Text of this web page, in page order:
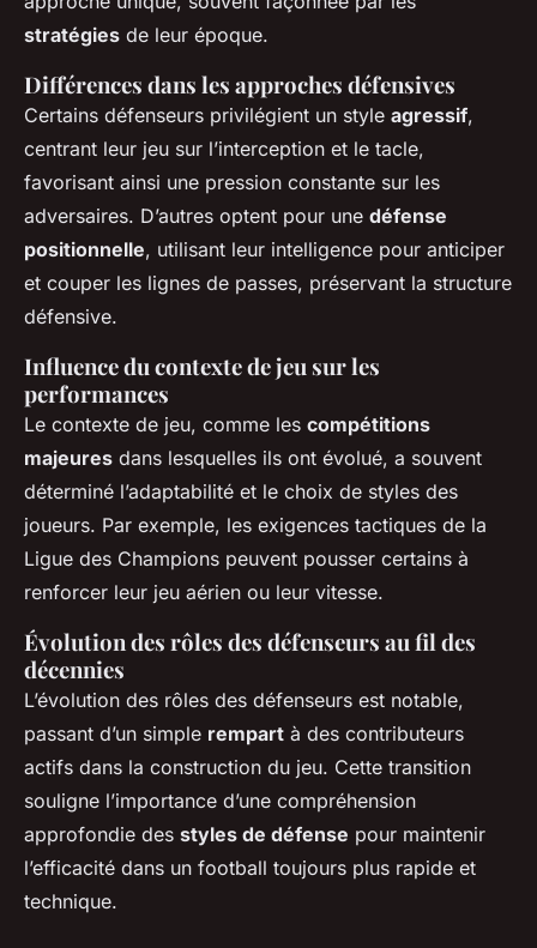
stratégies de leur époque.
Différences dans les approches défensives
Certains défenseurs privilégient un style agressif,
centrant leur jeu sur l’interception et le tacle,
favorisant ainsi une pression constante sur les
adversaires. D’autres optent pour une défense
positionnelle, utilisant leur intelligence pour anticiper
et couper les lignes de passes, préservant la structure
défensive.
Influence du contexte de jeu sur les
performances
Le contexte de jeu, comme les compétitions
majeures dans lesquelles ils ont évolué, a souvent
déterminé l’adaptabilité et le choix de styles des
joueurs. Par exemple, les exigences tactiques de la
Ligue des Champions peuvent pousser certains à
renforcer leur jeu aérien ou leur vitesse.
Évolution des rôles des défenseurs au fil des
décennies
L’évolution des rôles des défenseurs est notable,
passant d’un simple rempart à des contributeurs
actifs dans la construction du jeu. Cette transition
souligne l’importance d’une compréhension
approfondie des styles de défense pour maintenir
l’efficacité dans un football toujours plus rapide et
technique.